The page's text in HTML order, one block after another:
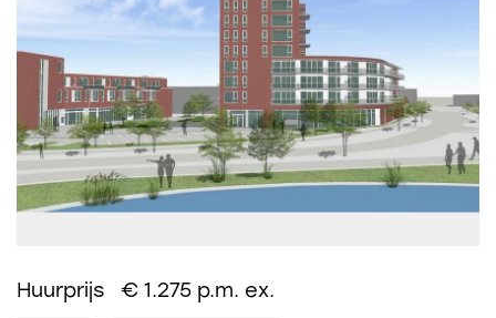
Huurprijs € 1.275 p.m. ex.